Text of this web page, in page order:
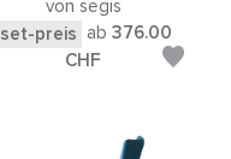
von segis
set-preis
ab 376.00
CHF